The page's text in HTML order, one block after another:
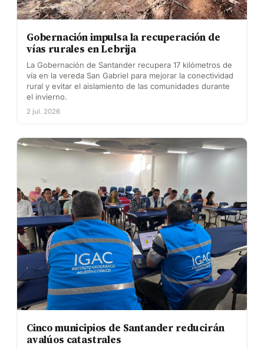
Gobernación impulsa la recuperación de
vías rurales en Lebrija
La Gobernación de Santander recupera 17 kilómetros de
vía en la vereda San Gabriel para mejorar la conectividad
rural y evitar el aislamiento de las comunidades durante
el invierno.
2 jul. 2026
Cinco municipios de Santander reducirán
avalúos catastrales